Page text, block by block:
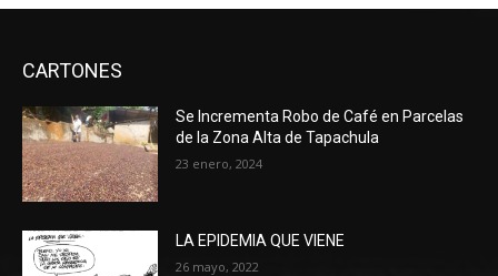
CARTONES
Se Incrementa Robo de Café en Parcelas
de la Zona Alta de Tapachula
23 enero, 2024
LA EPIDEMIA QUE VIENE
26 mayo, 2022